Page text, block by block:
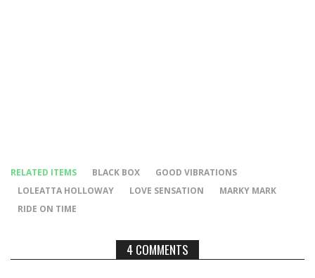
RELATED ITEMS BLACK BOX
GOOD VIBRATIONS
LOLEATTA HOLLOWAY
LOVE SENSATION
MARKY MARK
RIDE ON TIME
4 COMMENTS